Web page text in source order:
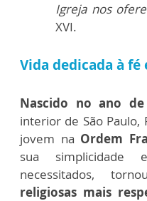
Igreja nos
XVI.
Vida dedicada à fé
Nascido no ano de
interior de São Paulo,
jovem na Ordem
sua simplicidade
necessitados,
religiosas mais